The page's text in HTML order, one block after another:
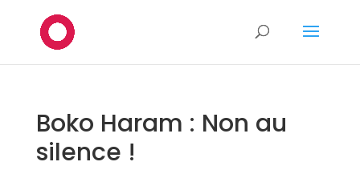
Boko Haram : Non au
silence !